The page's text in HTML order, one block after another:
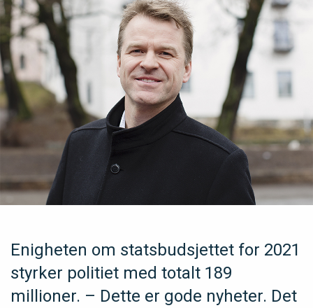
Enigheten om statsbudsjettet for 2021
styrker politiet med totalt 189
millioner. – Dette er gode nyheter. Det